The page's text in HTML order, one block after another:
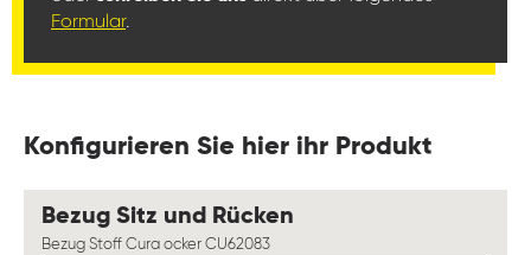
Formular.
Konfigurieren Sie hier ihr Produkt
Bezug Sitz und Rücken
Bezug Stoff Cura ocker CU62083